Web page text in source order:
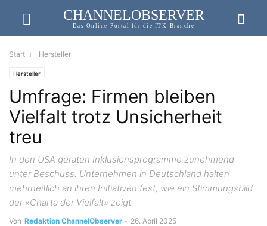
CHANNELOBSERVER
Das Online-Portal für die ITK-Branche
Start Hersteller
Hersteller
Umfrage: Firmen bleiben
Vielfalt trotz Unsicherheit
treu
In den USA geraten Inklusionsprogramme zunehmend
unter Beschuss. Unternehmen in Deutschland halten
mehrheitlich an ihren Initiativen fest, wie ein Stimmungsbild
der «Charta der Vielfalt» zeigt.
Von Redaktion ChannelObserver - 26. April 2025